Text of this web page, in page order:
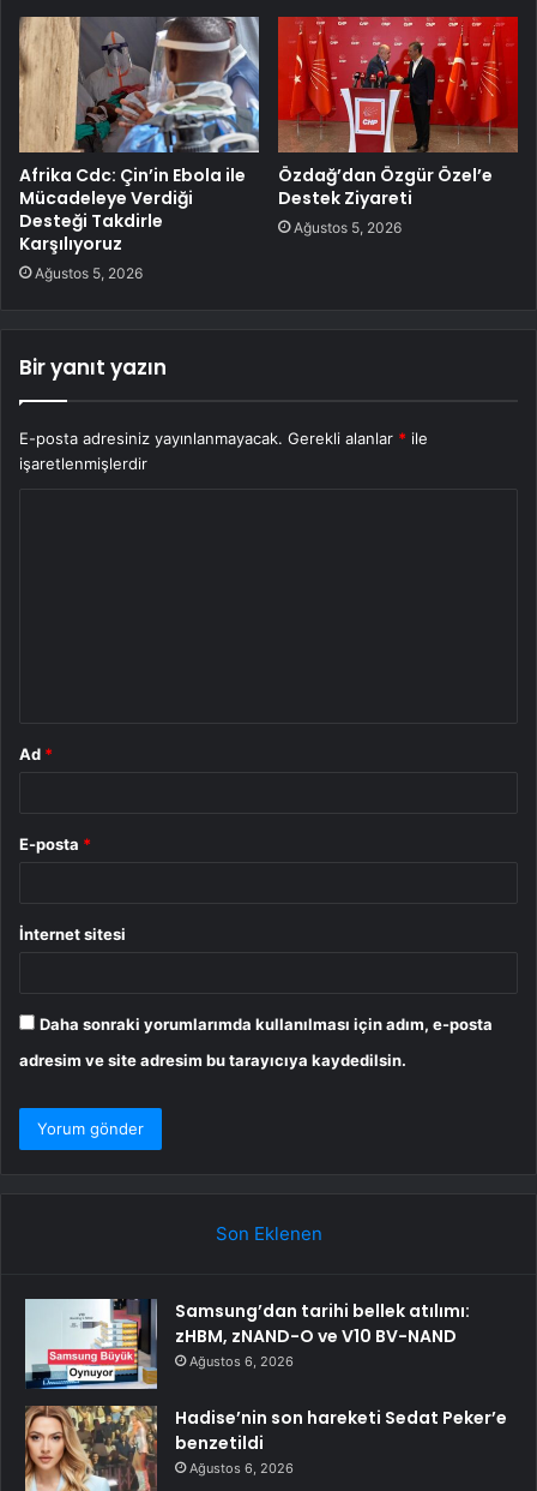
Afrika Cdc: Çin’in Ebola ile
Mücadeleye Verdiği
Desteği Takdirle
Karşılıyoruz
Ağustos 5, 2026
Özdağ’dan Özgür Özel’e
Destek Ziyareti
Ağustos 5, 2026
Bir yanıt yazın
E-posta adresiniz yayınlanmayacak. Gerekli alanlar * ile
işaretlenmişlerdir
Ad *
E-posta *
İnternet sitesi
Daha sonraki yorumlarımda kullanılması için adım, e-posta
adresim ve site adresim bu tarayıcıya kaydedilsin.
Son Eklenen
Samsung’dan tarihi bellek atılımı:
zHBM, zNAND-O ve V10 BV-NAND
Ağustos 6, 2026
Hadise’nin son hareketi Sedat Peker’e
benzetildi
Ağustos 6, 2026